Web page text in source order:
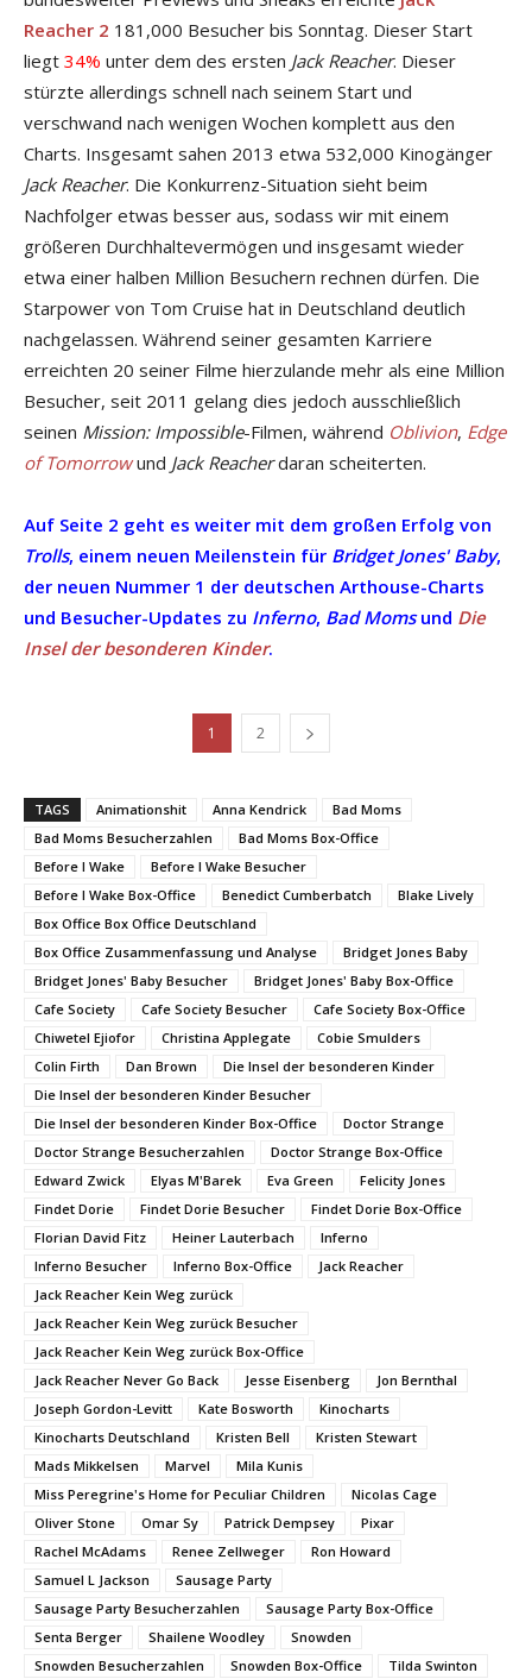
Reacher 2 181,000 Besucher bis Sonntag. Dieser Start
liegt 34% unter dem des ersten Jack Reacher. Dieser
stürzte allerdings schnell nach seinem Start und
verschwand nach wenigen Wochen komplett aus den
Charts. Insgesamt sahen 2013 etwa 532,000 Kinogänger
Jack Reacher. Die Konkurrenz-Situation sieht beim
Nachfolger etwas besser aus, sodass wir mit einem
größeren Durchhaltevermögen und insgesamt wieder
etwa einer halben Million Besuchern rechnen dürfen. Die
Starpower von Tom Cruise hat in Deutschland deutlich
nachgelassen. Während seiner gesamten Karriere
erreichten 20 seiner Filme hierzulande mehr als eine Million
Besucher, seit 2011 gelang dies jedoch ausschließlich
seinen Mission: Impossible-Filmen, während Oblivion, Edge
of Tomorrowund Jack Reacherdaran scheiterten.
Auf Seite 2 geht es weiter mit dem großen Erfolg von
Trolls, einem neuen Meilenstein für Bridget Jones' Baby,
der neuen Nummer 1 der deutschen Arthouse-Charts
und Besucher-Updates zu Inferno, Bad Momsund Die
Insel der besonderen Kinder.
1 2
TAGS Animationshit Anna Kendrick
Bad Moms
Bad Moms Besucherzahlen
Bad Moms Box-Office
Before I Wake
Before I Wake Besucher
Before I Wake Box-Office
Benedict Cumberbatch
Blake Lively
Box Office Box Office Deutschland
Box Office Zusammenfassung und Analyse
Bridget Jones Baby
Bridget Jones' Baby Besucher
Bridget Jones' Baby Box-Office
Cafe Society
Cafe Society Besucher
Cafe Society Box-Office
Chiwetel Ejiofor
Christina Applegate
Cobie Smulders
Colin Firth
Dan Brown
Die Insel der besonderen Kinder
Die Insel der besonderen Kinder Besucher
Die Insel der besonderen Kinder Box-Office
Doctor Strange
Doctor Strange Besucherzahlen
Doctor Strange Box-Office
Edward Zwick
Elyas M'Barek Eva Green
Felicity Jones
Findet Dorie
Findet Dorie Besucher
Findet Dorie Box-Office
Florian David Fitz
Heiner Lauterbach
Inferno
Inferno Besucher
Inferno Box-Office
Jack Reacher
Jack Reacher Kein Weg zurück
Jack Reacher Kein Weg zurück Besucher
Jack Reacher Kein Weg zurück Box-Office
Jack Reacher Never Go Back
Jesse Eisenberg
Jon Bernthal
Joseph Gordon-Levitt
Kate Bosworth
Kinocharts
Kinocharts Deutschland
Kristen Bell
Kristen Stewart
Mads Mikkelsen
Marvel
Mila Kunis
Miss Peregrine's Home for Peculiar Children
Nicolas Cage
Oliver Stone
Omar Sy Patrick Dempsey
Pixar
Rachel McAdams
Renee Zellweger
Ron Howard
Samuel L Jackson
Sausage Party
Sausage Party Besucherzahlen
Sausage Party Box-Office
Senta Berger
Shailene Woodley
Snowden
Snowden Besucherzahlen
Snowden Box-Office
Tilda Swinton